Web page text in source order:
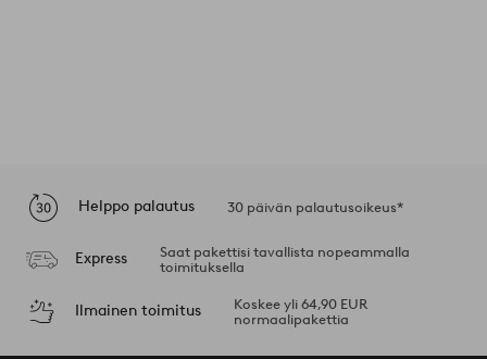
Helppo palautus 30 päivän palautusoikeus*
Express
Saat pakettisi tavallista nopeammalla
toimituksella
Ilmainen toimitus
Koskee yli 64,90 EUR
normaalipakettia